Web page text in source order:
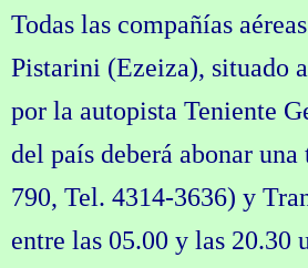
Todas las compañías
Pistarini (Ezeiza), situado
por la autopista Teniente
del país deberá abonar
790, Tel. 4314-3636) y
entre las 05.00 y las 20.30